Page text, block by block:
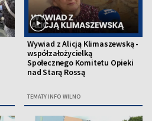
Wywiad z Alicją Klimaszewską -
współzałożycielką
Społecznego Komitetu Opieki
nad Starą Rossą
TEMATY INFO WILNO